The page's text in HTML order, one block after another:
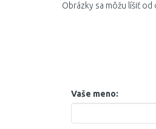
Obrázky sa môžu líšiť
Vaše meno: